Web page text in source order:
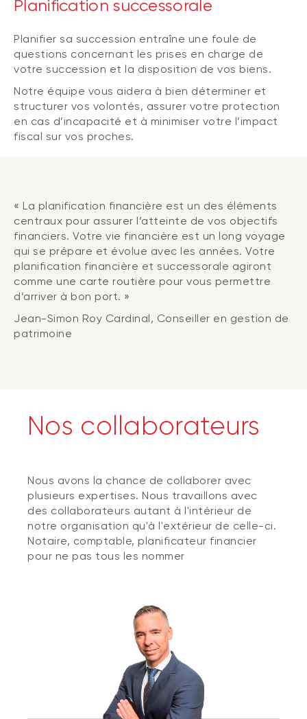
Planification successorale
Planifier sa succession entraîne une foule de
questions concernant les prises en charge de
votre succession et la disposition de vos biens.
Notre équipe vous aidera à bien déterminer et
structurer vos volontés, assurer votre protection
en cas d’incapacité et à minimiser votre l’impact
fiscal sur vos proches.
« La planification financière est un des éléments
centraux pour assurer l’atteinte de vos objectifs
financiers. Votre vie financière est un long voyage
qui se prépare et évolue avec les années. Votre
planification financière et successorale agiront
comme une carte routière pour vous permettre
d’arriver à bon port. »
Jean-Simon Roy Cardinal, Conseiller en gestion de
patrimoine
Nos collaborateurs
Nous avons la chance de collaborer avec
plusieurs expertises. Nous travaillons avec
des collaborateurs autant à l'intérieur de
notre organisation qu'à l'extérieur de celle-ci.
Notaire, comptable, planificateur financier
pour ne pas tous les nommer